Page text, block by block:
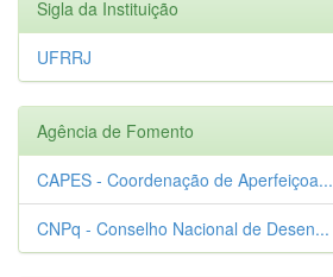
Sigla da Instituição
UFRRJ
Agência de Fomento
CAPES - Coordenação de Aperfeiçoa...
CNPq - Conselho Nacional de Desen...